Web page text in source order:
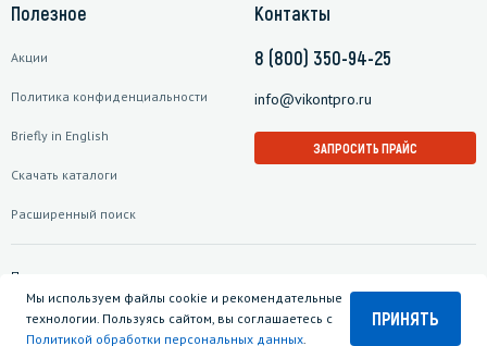
Полезное
Акции
Политика конфиденциальности
Briefly in English
Скачать каталоги
Расширенный поиск
Контакты
8 (800) 350-94-25
info@vikontpro.ru
ЗАПРОСИТЬ ПРАЙС
Подписаться на рассылку
Мы используем файлы cookie и рекомендательные
технологии. Пользуясь сайтом, вы соглашаетесь с
Политикой обработки персональных данных.
ПРИНЯТЬ